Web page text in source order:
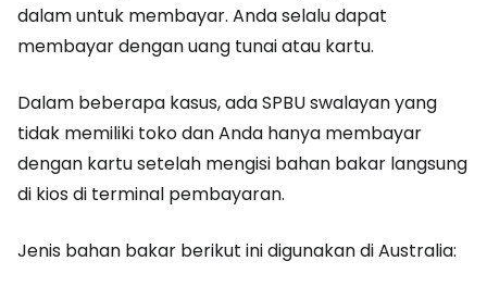
dalam untuk membayar. Anda selalu dapat
membayar dengan uang tunai atau kartu.
Dalam beberapa kasus, ada SPBU swalayan yang
tidak memiliki toko dan Anda hanya membayar
dengan kartu setelah mengisi bahan bakar langsung
di kios di terminal pembayaran.
Jenis bahan bakar berikut ini digunakan di Australia: